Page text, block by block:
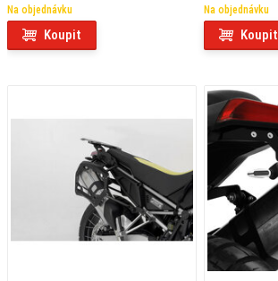
Na objednávku
Koupit
Na objednávku
Koupit